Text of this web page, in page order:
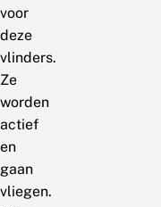
voor
deze
vlinders.
Ze
worden
actief
en
gaan
vliegen.